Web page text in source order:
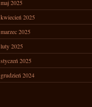
maj 2025
kwiecień 2025
marzec 2025
luty 2025
styczeń 2025
grudzień 2024